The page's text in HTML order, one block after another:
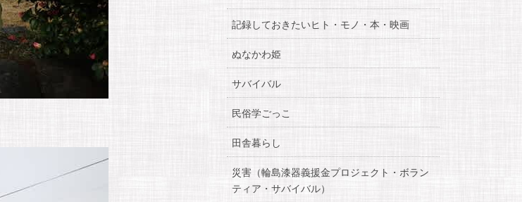
記録しておきたいヒト・モノ・本・映画
ぬなかわ姫
サバイバル
民俗学ごっこ
田舎暮らし
災害（輪島漆器義援金プロジェクト・ボラン
ティア・サバイバル）